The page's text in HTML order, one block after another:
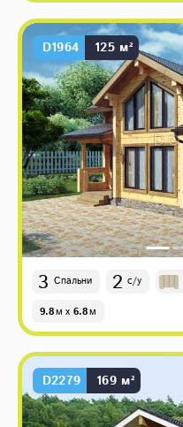
D1964 125 м²
3 Спальни 2 с/у
9.8м x 6.8м
D2279 169 м²